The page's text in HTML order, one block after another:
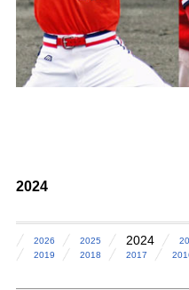
2024
2026 2025 2024
2019
2018 2017